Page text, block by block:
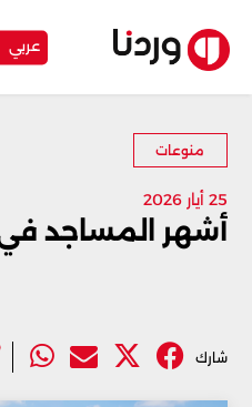
عربي
منوعات
25 أيار 2026
أشهر المساجد في
شارك